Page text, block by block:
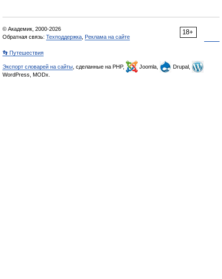
18+
© Академик, 2000-2026
Обратная связь: Техподдержка Реклама на сайте
👣 Путешествия
Экспорт словарей на сайты , сделанные на PHP, Joomla,
Drupal,
WordPress, MODx.